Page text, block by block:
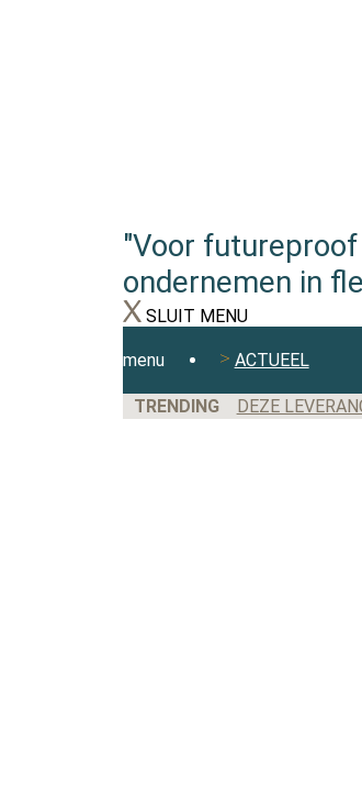
"Voor futureproof
ondernemen in
SLUIT MENU
menu ACTUEEL
TRENDING DEZE